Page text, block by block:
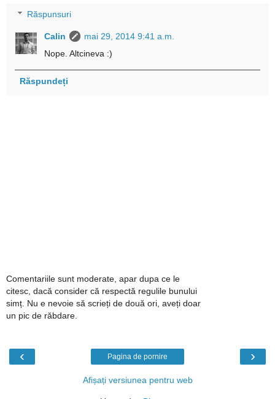
Răspunsuri
Calin
mai 29, 2014 9:41 a.m.
Nope. Altcineva :)
Răspundeți
Comentariile sunt moderate, apar dupa ce le
citesc, dacă consider că respectă regulile bunului
simț. Nu e nevoie să scrieți de două ori, aveți doar
un pic de răbdare.
‹ ›
Pagina de pornire
Afișați versiunea pentru web